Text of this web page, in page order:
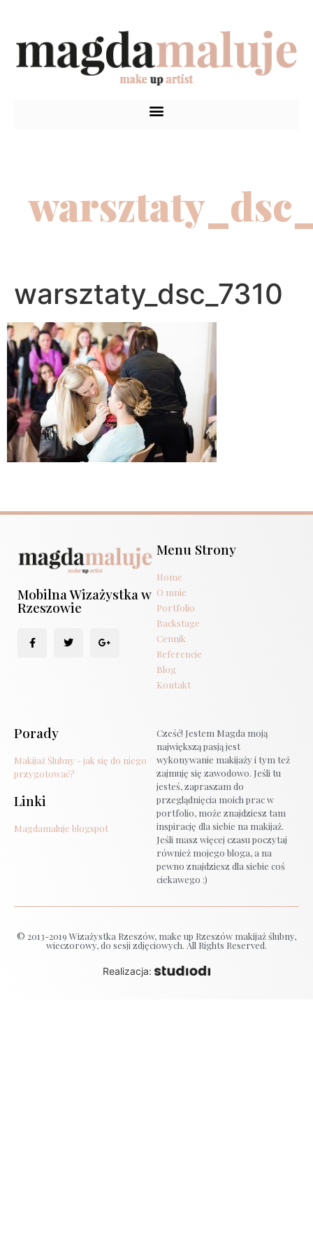
warsztaty_dsc_7310
Mobilna Wizażystka w
Rzeszowie
Menu Strony
Home
O mnie
Portfolio
Backstage
Cennik
Referencje
Blog
Kontakt
Porady
Makijaż Ślubny - jak się do niego
przygotować?
Linki
Magdamaluje blogspot
Cześć! Jestem Magda moją
największą pasją jest
wykonywanie makijaży i tym też
zajmuję się zawodowo. Jeśli tu
jesteś, zapraszam do
przeglądnięcia moich prac w
portfolio, może znajdziesz tam
inspirację dla siebie na makijaż.
Jeśli masz więcej czasu poczytaj
również mojego bloga, a na
pewno znajdziesz dla siebie coś
ciekawego :)
© 2013-2019 Wizażystka Rzeszów, make up Rzeszów makijaż ślubny,
wieczorowy, do sesji zdjęciowych. All Rights Reserved.
Realizacja: